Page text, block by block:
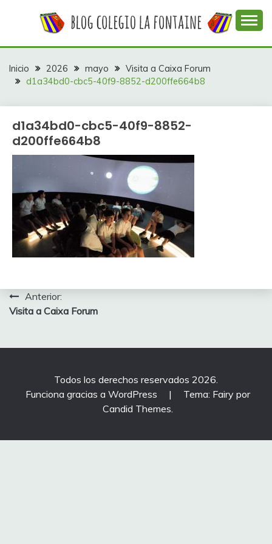
COLEGIO LA
FONTAINE
colegio La Fontaine
Inicio 2026 mayo
Visita a Caixa Forum
d1a34bd0-cbc5-40f9-8852-d200ffe664b8
d1a34bd0-cbc5-40f9-8852-
d200ffe664b8
Navegación
de
entradas
Anterior:
Visita a Caixa Forum
Todos los derechos reservados 2026.
Funciona gracias a WordPress
|
Tema: Fairy por
Candid Themes